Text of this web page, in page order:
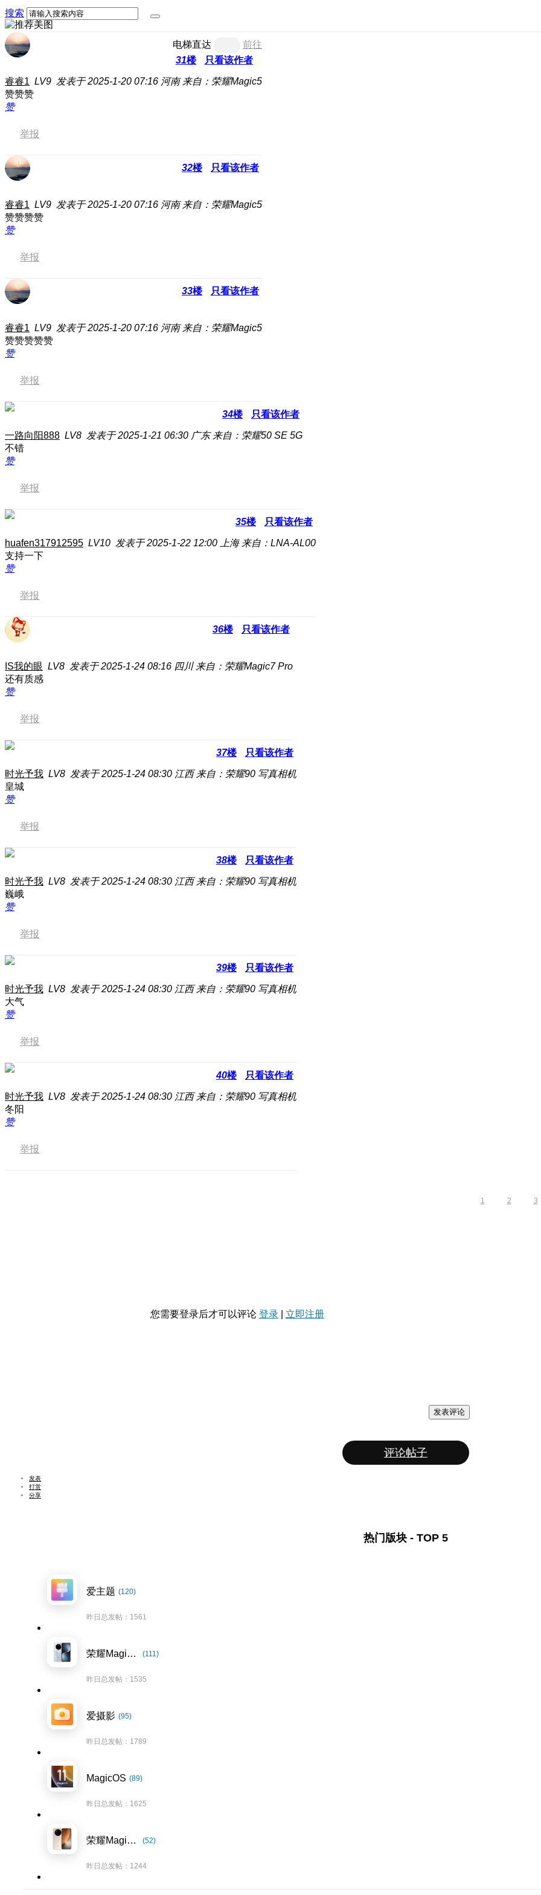
搜索
电梯直达
前往
31楼 只看该作者
睿睿1 LV9 发表于 2025-1-20 07:16 河南 来自：荣耀Magic5
赞赞赞
赞
举报
32楼 只看该作者
睿睿1 LV9 发表于 2025-1-20 07:16 河南 来自：荣耀Magic5
赞赞赞赞
赞
举报
33楼 只看该作者
睿睿1 LV9 发表于 2025-1-20 07:16 河南 来自：荣耀Magic5
赞赞赞赞赞
赞
举报
34楼 只看该作者
一路向阳888 LV8 发表于 2025-1-21 06:30 广东 来自：荣耀50 SE 5G
不错
赞
举报
35楼 只看该作者
huafen317912595 LV10 发表于 2025-1-22 12:00 上海 来自：LNA-AL00
支持一下
赞
举报
36楼 只看该作者
IS我的眼 LV8 发表于 2025-1-24 08:16 四川 来自：荣耀Magic7 Pro
还有质感
赞
举报
37楼 只看该作者
时光予我 LV8 发表于 2025-1-24 08:30 江西 来自：荣耀90 写真相机
皇城
赞
举报
38楼 只看该作者
时光予我 LV8 发表于 2025-1-24 08:30 江西 来自：荣耀90 写真相机
巍峨
赞
举报
39楼 只看该作者
时光予我 LV8 发表于 2025-1-24 08:30 江西 来自：荣耀90 写真相机
大气
赞
举报
40楼 只看该作者
时光予我 LV8 发表于 2025-1-24 08:30 江西 来自：荣耀90 写真相机
冬阳
赞
举报
1 2 3
您需要登录后才可以评论 登录 立即注册
发表评论
评论帖子
发表
打赏
分享
热门版块 - TOP 5
爱主题 (120)
昨日总发帖：1561
荣耀Magic7系列 (111)
昨日总发帖：1535
爱摄影 (95)
昨日总发帖：1789
MagicOS (89)
昨日总发帖：1625
荣耀Magic8系列 (52)
昨日总发帖：1244